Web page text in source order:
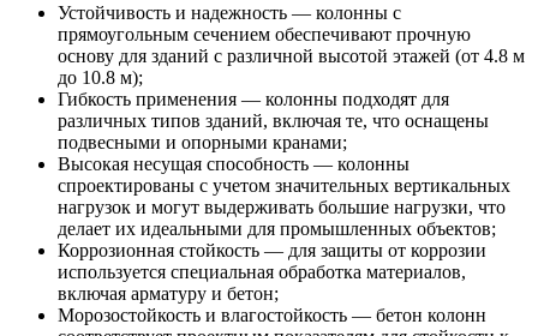
Устойчивость и надежность — колонны с
прямоугольным сечением обеспечивают прочную
основу для зданий с различной высотой этажей (от 4.8 м
до 10.8 м);
Гибкость применения — колонны подходят для
различных типов зданий, включая те, что оснащены
подвесными и опорными кранами;
Высокая несущая способность — колонны
спроектированы с учетом значительных вертикальных
нагрузок и могут выдерживать большие нагрузки, что
делает их идеальными для промышленных объектов;
Коррозионная стойкость — для защиты от коррозии
используется специальная обработка материалов,
включая арматуру и бетон;
Морозостойкость и влагостойкость — бетон колонн